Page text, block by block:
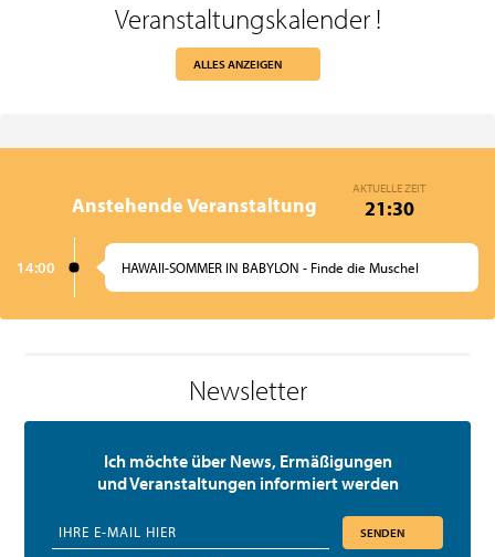
Veranstaltungskalender!
ALLES ANZEIGEN
Anstehende Veranstaltung
AKTUELLE ZEIT
21:30
14:00 HAWAII-SOMMER IN BABYLON - Finde die Muschel
Newsletter
Ich möchte über News, Ermäßigungen
und Veranstaltungen informiert werden
SENDEN